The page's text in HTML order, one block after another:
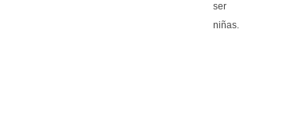
ser
niñas.